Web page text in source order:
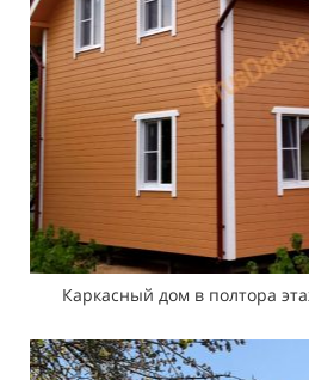
Каркасный дом в полтора